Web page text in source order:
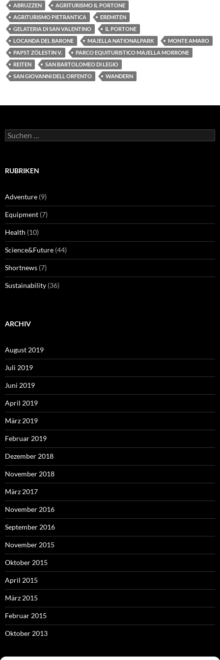
ABRUZZEN
AGRITURISMO IL PORTONE
AGRITURISMO PIETRANTICA
EREMITEN
GELATERIA DI SAN VALENTINO
IL PORTONE
LOCANDA DEL BARONE
MAJELLA NATIONALPARK
MONTE AMARO
PAPST ZÖLESTIN V.
PARCO EQUITURISTICO MAJELLA MORRONE
REITEN
SAN BARTOLOMEO DI LEGIO
SAN GIOVANNI DELL ORFENTO
WANDERN
Suchen
nach:
RUBRIKEN
Adventure (9)
Equipment (7)
Health (10)
Science&Future (44)
Shortnews (7)
Sustainability (36)
ARCHIV
August 2019
Juli 2019
Juni 2019
April 2019
März 2019
Februar 2019
Dezember 2018
November 2018
März 2017
November 2016
September 2016
November 2015
Oktober 2015
April 2015
März 2015
Februar 2015
Oktober 2013